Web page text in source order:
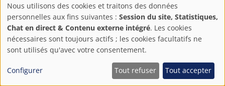
ABROADLINK TRANSLATIONS, S.L. a été bénéficiaire du Fonds
européen de développement régional, dont l’objectif est d’améliorer
la croissance durable et la compétitivité des PME, et grâce auquel elle
a lancé un plan d’action visant à améliorer sa compétitivité sur les
marchés étrangers par la transformation numérique, la promotion
soutenue par le programme Pyme Digital de la Chambre de
commerce de Grenade. #EuropaSeSiente
Paramètres
de
confidentialité
Nous utilisons des cookies et traitons des données
personnelles aux fins suivantes : Session du site, Statistiques,
Chat en direct & Contenu externe intégré. Les cookies
nécessaires sont toujours actifs ; les cookies facultatifs ne
sont utilisés qu'avec votre consentement.
Configurer Tout refuser Tout accepter